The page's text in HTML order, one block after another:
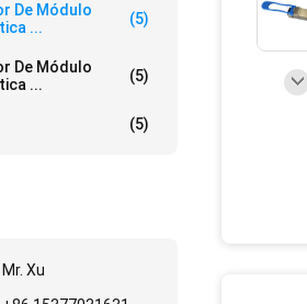
De Módulo
...
(5)
De Módulo
...
(5)
(5)
Mr. Xu